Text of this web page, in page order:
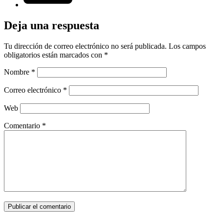
Deja una respuesta
Tu dirección de correo electrónico no será publicada. Los campos
obligatorios están marcados con *
Nombre *
Correo electrónico *
Web
Comentario *